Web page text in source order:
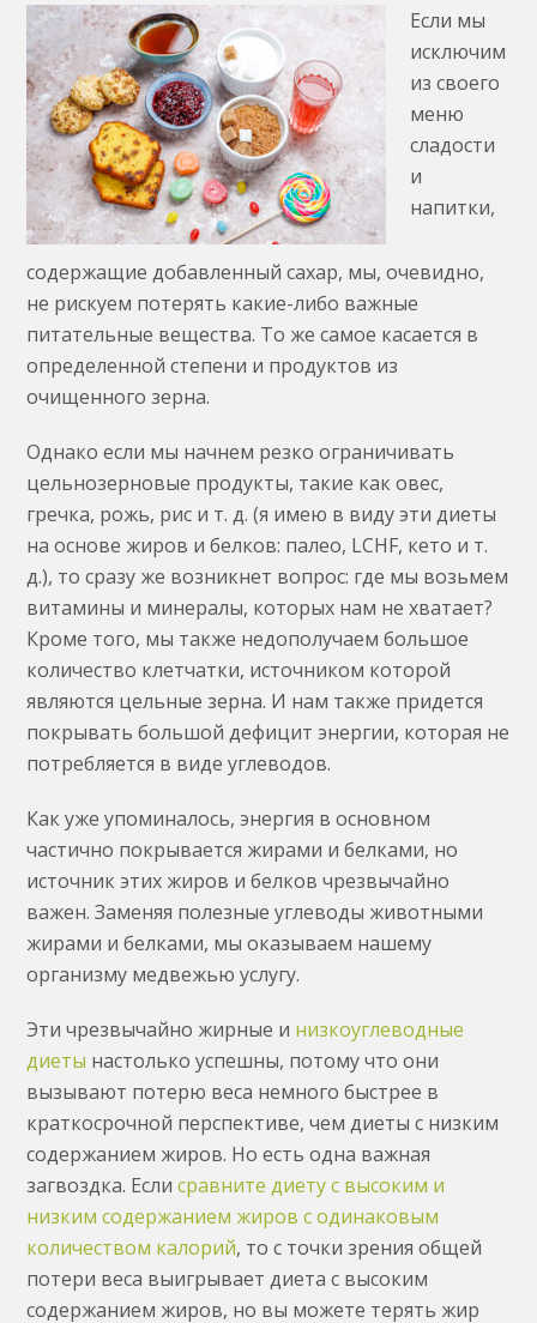
Если мы
исключим
из своего
меню
сладости
и
напитки,
содержащие добавленный сахар, мы, очевидно,
не рискуем потерять какие-либо важные
питательные вещества. То же самое касается в
определенной степени и продуктов из
очищенного зерна.
Однако если мы начнем резко ограничивать
цельнозерновые продукты, такие как овес,
гречка, рожь, рис и т. д. (я имею в виду эти диеты
на основе жиров и белков: палео, LCHF, кето и т.
д.), то сразу же возникнет вопрос: где мы возьмем
витамины и минералы, которых нам не хватает?
Кроме того, мы также недополучаем большое
количество клетчатки, источником которой
являются цельные зерна. И нам также придется
покрывать большой дефицит энергии, которая не
потребляется в виде углеводов.
Как уже упоминалось, энергия в основном
частично покрывается жирами и белками, но
источник этих жиров и белков чрезвычайно
важен. Заменяя полезные углеводы животными
жирами и белками, мы оказываем нашему
организму медвежью услугу.
Эти чрезвычайно жирные и низкоуглеводные
диеты настолько успешны, потому что они
вызывают потерю веса немного быстрее в
краткосрочной перспективе, чем диеты с низким
содержанием жиров. Но есть одна важная
загвоздка. Еслисравните диету с высоким и
низким содержанием жиров с одинаковым
количеством калорий, то с точки зрения общей
потери веса выигрывает диета с высоким
содержанием жиров, но вы можете терять жир